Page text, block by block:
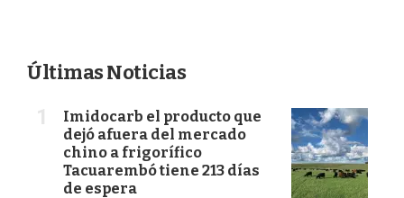
Últimas Noticias
Imidocarb el producto que
dejó afuera del mercado
chino a frigorífico
Tacuarembó tiene 213 días
de espera